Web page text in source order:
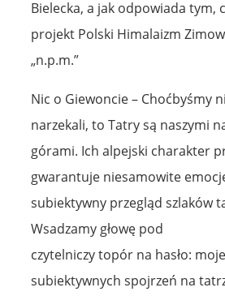
Bielecka, a jak odpowiada tym,
projekt Polski Himalaizm
„n.p.m.”
Nic o Giewoncie – Choćbyśmy
narzekali, to Tatry są naszymi
górami. Ich alpejski charakter
gwarantuje niesamowite
subiektywny przegląd szlaków
Wsadzamy głowę pod
czytelniczy topór na hasło:
subiektywnych spojrzeń na